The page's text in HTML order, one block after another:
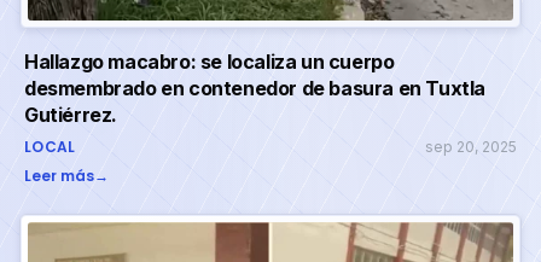
Hallazgo macabro: se localiza un cuerpo
desmembrado en contenedor de basura en Tuxtla
Gutiérrez.
LOCAL sep 20, 2025
Leer más→